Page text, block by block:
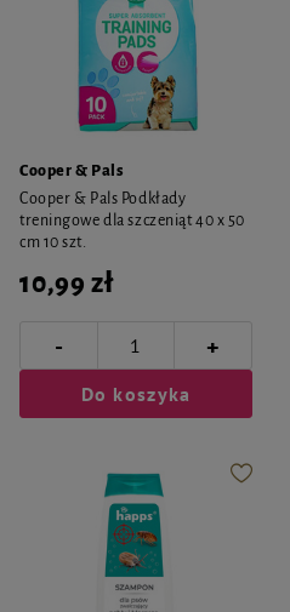
Cooper & Pals
Cooper & Pals Podkłady
treningowe dla szczeniąt 40 x 50
cm 10 szt.
10,99 zł
- +
Do koszyka